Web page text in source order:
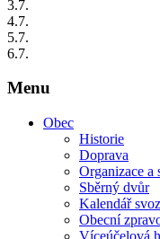
3.7.
4.7.
5.7.
6.7.
Menu
Obec
Historie
Doprava
Organizace a
Sběrný dvůr
Kalendář
Obecní